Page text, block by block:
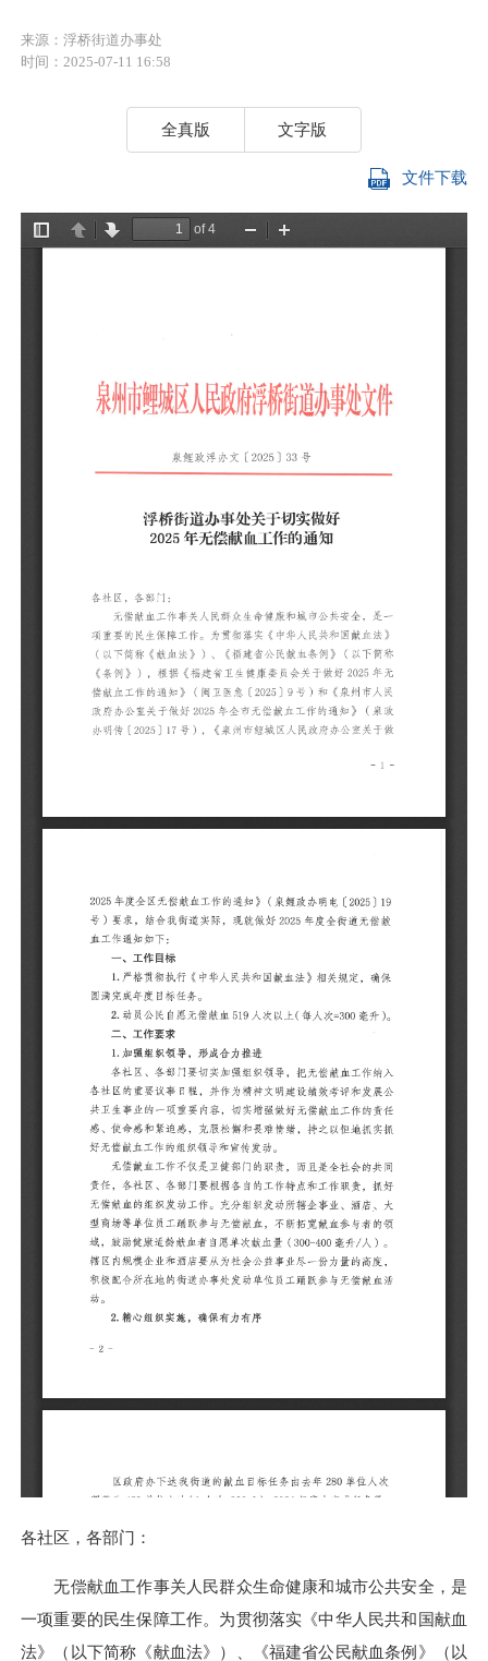
来源：浮桥街道办事处
时间：2025-07-11 16:58
全真版 文字版
文件下载
各社区，各部门：
无偿献血工作事关人民群众生命健康和城市公共安全，是
一项重要的民生保障工作。为贯彻落实《中华人民共和国献血
法》（以下简称《献血法》）、《福建省公民献血条例》（以